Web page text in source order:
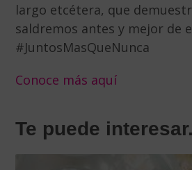
largo etcétera, que
saldremos antes y mejor de
#JuntosMasQueNunca
Conoce más aquí
Te puede